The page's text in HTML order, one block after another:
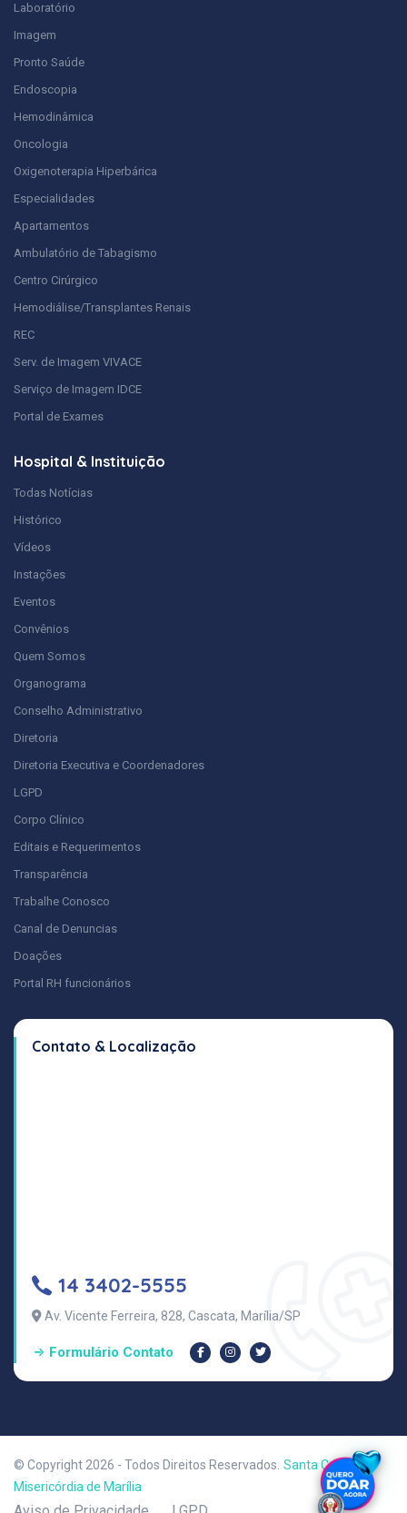
Laboratório
Imagem
Pronto Saúde
Endoscopia
Hemodinâmica
Oncologia
Oxigenoterapia Hiperbárica
Especialidades
Apartamentos
Ambulatório de Tabagismo
Centro Cirúrgico
Hemodiálise/Transplantes Renais
REC
Serv. de Imagem VIVACE
Serviço de Imagem IDCE
Portal de Exames
Hospital & Instituição
Todas Notícias
Histórico
Vídeos
Instações
Eventos
Convênios
Quem Somos
Organograma
Conselho Administrativo
Diretoria
Diretoria Executiva e Coordenadores
LGPD
Corpo Clínico
Editais e Requerimentos
Transparência
Trabalhe Conosco
Canal de Denuncias
Doações
Portal RH funcionários
Contato & Localização
14 3402-5555
Av. Vicente Ferreira, 828, Cascata, Marília/SP
Formulário Contato
© Copyright 2026 - Todos Direitos Reservados. Santa Casa de
Misericórdia de Marília